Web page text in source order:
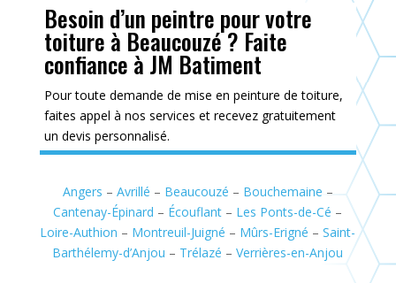
Besoin d’un peintre pour votre
toiture à Beaucouzé ? Faite
confiance à JM Batiment
Pour toute demande de mise en peinture de toiture,
faites appel à nos services et recevez gratuitement
un devis personnalisé.
Angers – Avrillé – Beaucouzé – Bouchemaine –
Cantenay-Épinard – Écouflant – Les Ponts-de-Cé –
Loire-Authion – Montreuil-Juigné – Mûrs-Erigné –Saint-
Barthélemy-d’Anjou – Trélazé –Verrières-en-Anjou